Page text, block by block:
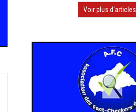
Voir plus d'articles